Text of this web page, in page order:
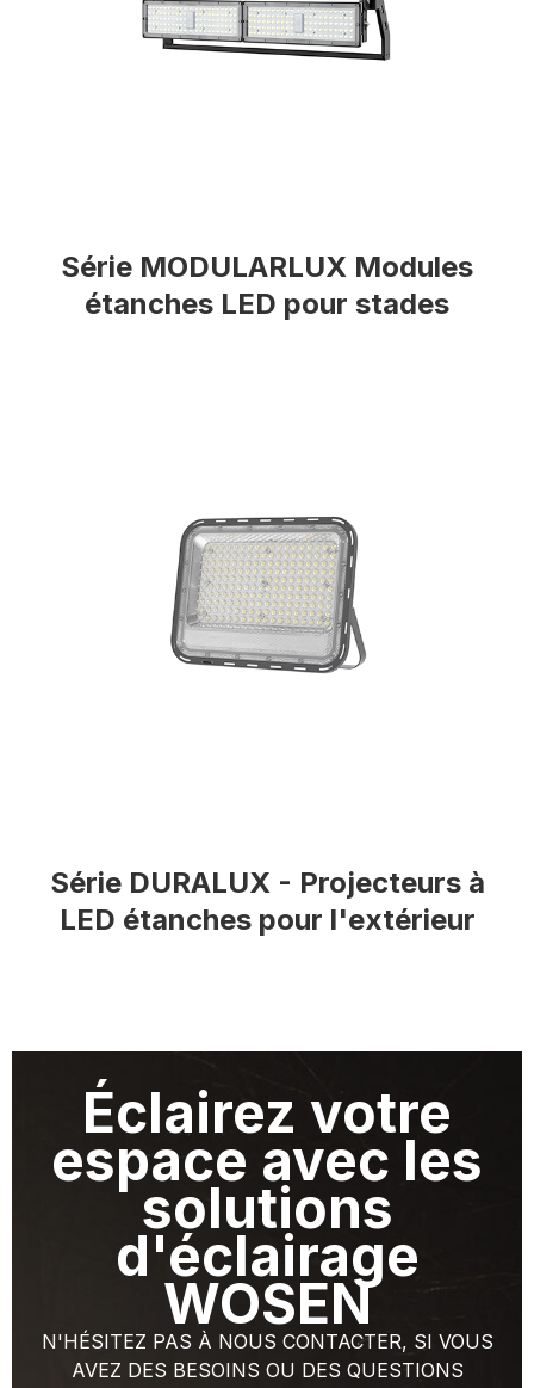
Série MODULARLUX Modules
étanches LED pour stades
Série DURALUX - Projecteurs à
LED étanches pour l'extérieur
Éclairez votre
espace avec les
solutions
d'éclairage
WOSEN
N'HÉSITEZ PAS À NOUS CONTACTER, SI VOUS
AVEZ DES BESOINS OU DES QUESTIONS